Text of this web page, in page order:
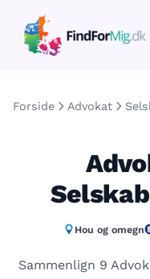
indholdet
Forside Advokat
Hou og omegn
Sammenlign 9